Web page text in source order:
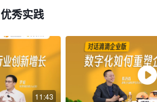
优秀实践
11:43